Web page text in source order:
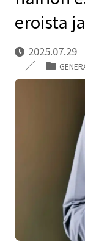
eroista
2025.07.29